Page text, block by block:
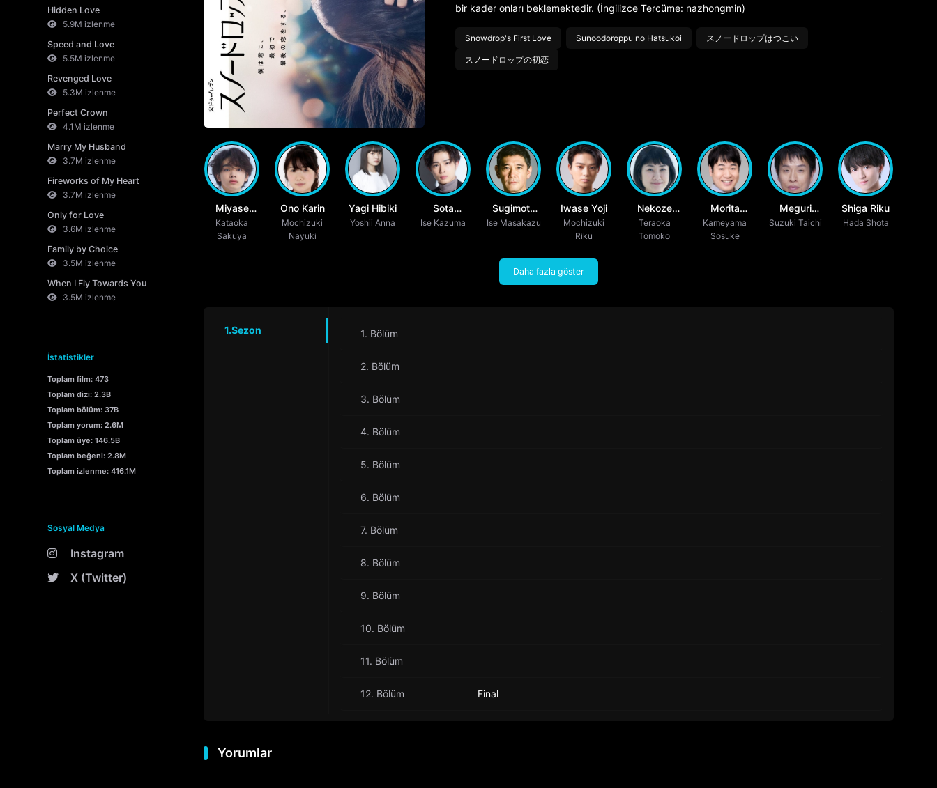
Hidden Love
5.9M izlenme
Speed and Love
5.5M izlenme
Revenged Love
5.3M izlenme
Perfect Crown
4.1M izlenme
Marry My Husband
3.7M izlenme
Fireworks of My Heart
3.7M izlenme
Only for Love
3.6M izlenme
Family by Choice
3.5M izlenme
When I Fly Towards You
3.5M izlenme
İstatistikler
Toplam film: 473
Toplam dizi: 2.3B
Toplam bölüm: 37B
Toplam yorum: 2.6M
Toplam üye: 146.5B
Toplam beğeni: 2.8M
Toplam izlenme: 416.1M
Sosyal Medya
Instagram
X (Twitter)
bir kader onları beklemektedir. (İngilizce Tercüme: nazhongmin)
Snowdrop's First Love Sunoodoroppu no Hatsukoi スノードロップはつこい
スノードロップの初恋
Miyase
Ryubi
Kataoka
Sakuya
Ono Karin
Mochizuki
Nayuki
Yagi Hibiki
Yoshii Anna
Sota
Ryosuke
Ise Kazuma
Sugimoto
Tetta
Ise Masakazu
Iwase Yoji
Mochizuki
Riku
Nekoze
Tsubaki
Teraoka
Tomoko
Morita
Kanro
Kameyama
Sosuke
Meguri
Hiroo
Suzuki Taichi
Shiga Riku
Hada Shota
Daha fazla göster
1.Sezon 1. Bölüm
2. Bölüm
3. Bölüm
4. Bölüm
5. Bölüm
6. Bölüm
7. Bölüm
8. Bölüm
9. Bölüm
10. Bölüm
11. Bölüm
12. Bölüm Final
Yorumlar